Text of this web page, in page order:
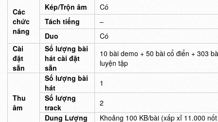
Các
chức
năng
Kép/Trộn âm
Có
Tách tiếng
–
Duo
Có
Cài
đặt
sẵn
Số lượng bài
hát cài đặt
sẵn
10 bài demo + 50 bài cổ điển + 303
luyện tập
Thu
âm
Số lượng bài
hát
1
Số lượng
track
2
Dung Lượng
Khoảng 100 KB/bài (xấp xỉ 11.000 nốt